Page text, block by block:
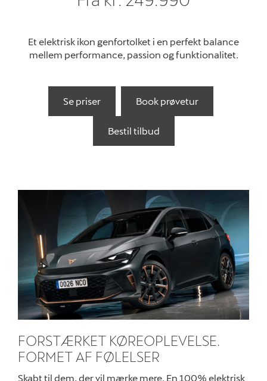
Book prøvetur
Skadecenter
Tilbehør
Reservedele
Nyheder
Om os
Et elektrisk ikon genfortolket i en perfekt balance
mellem performance, passion og funktionalitet.
Se priser Book prøvetur
Bestil tilbud
FORSTÆRKET KØREOPLEVELSE.
FORMET AF FØLELSER
Skabt til dem, der vil mærke mere. En 100% elektrisk